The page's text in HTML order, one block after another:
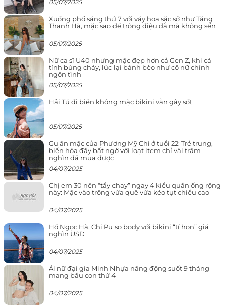
05/07/2025
Xuống phố sáng thứ 7 với váy hoa sặc sỡ như Tăng
Thanh Hà, mặc sao để trông điệu đà mà không sến
05/07/2025
Nữ ca sĩ U40 nhưng mặc đẹp hơn cả Gen Z, khi cá
tính bùng cháy, lúc lại bánh bèo như cô nữ chính
ngôn tình
05/07/2025
Hải Tú đi biển không mặc bikini vẫn gây sốt
05/07/2025
Gu ăn mặc của Phương Mỹ Chi ở tuổi 22: Trẻ trung,
biến hóa đầy bất ngờ với loạt item chỉ vài trăm
nghìn đã mua được
04/07/2025
Chị em 30 nên “tẩy chay” ngay 4 kiểu quần ống rộng
này: Mặc vào trông vừa quê vừa kéo tụt chiều cao
04/07/2025
Hồ Ngọc Hà, Chi Pu so body với bikini “tí hon” giá
nghìn USD
04/07/2025
Ái nữ đại gia Minh Nhựa năng động suốt 9 tháng
mang bầu con thứ 4
04/07/2025